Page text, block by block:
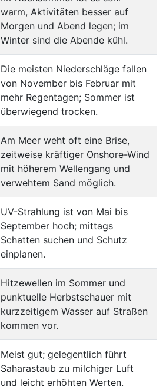
warm, Aktivitäten besser auf
Morgen und Abend legen; im
Winter sind die Abende kühl.
Die meisten Niederschläge fallen
von November bis Februar mit
mehr Regentagen; Sommer ist
überwiegend trocken.
Am Meer weht oft eine Brise,
zeitweise kräftiger Onshore-Wind
mit höherem Wellengang und
verwehtem Sand möglich.
UV-Strahlung ist von Mai bis
September hoch; mittags
Schatten suchen und Schutz
einplanen.
Hitzewellen im Sommer und
punktuelle Herbstschauer mit
kurzzeitigem Wasser auf Straßen
kommen vor.
Meist gut; gelegentlich führt
Saharastaub zu milchiger Luft
und leicht erhöhten Werten.